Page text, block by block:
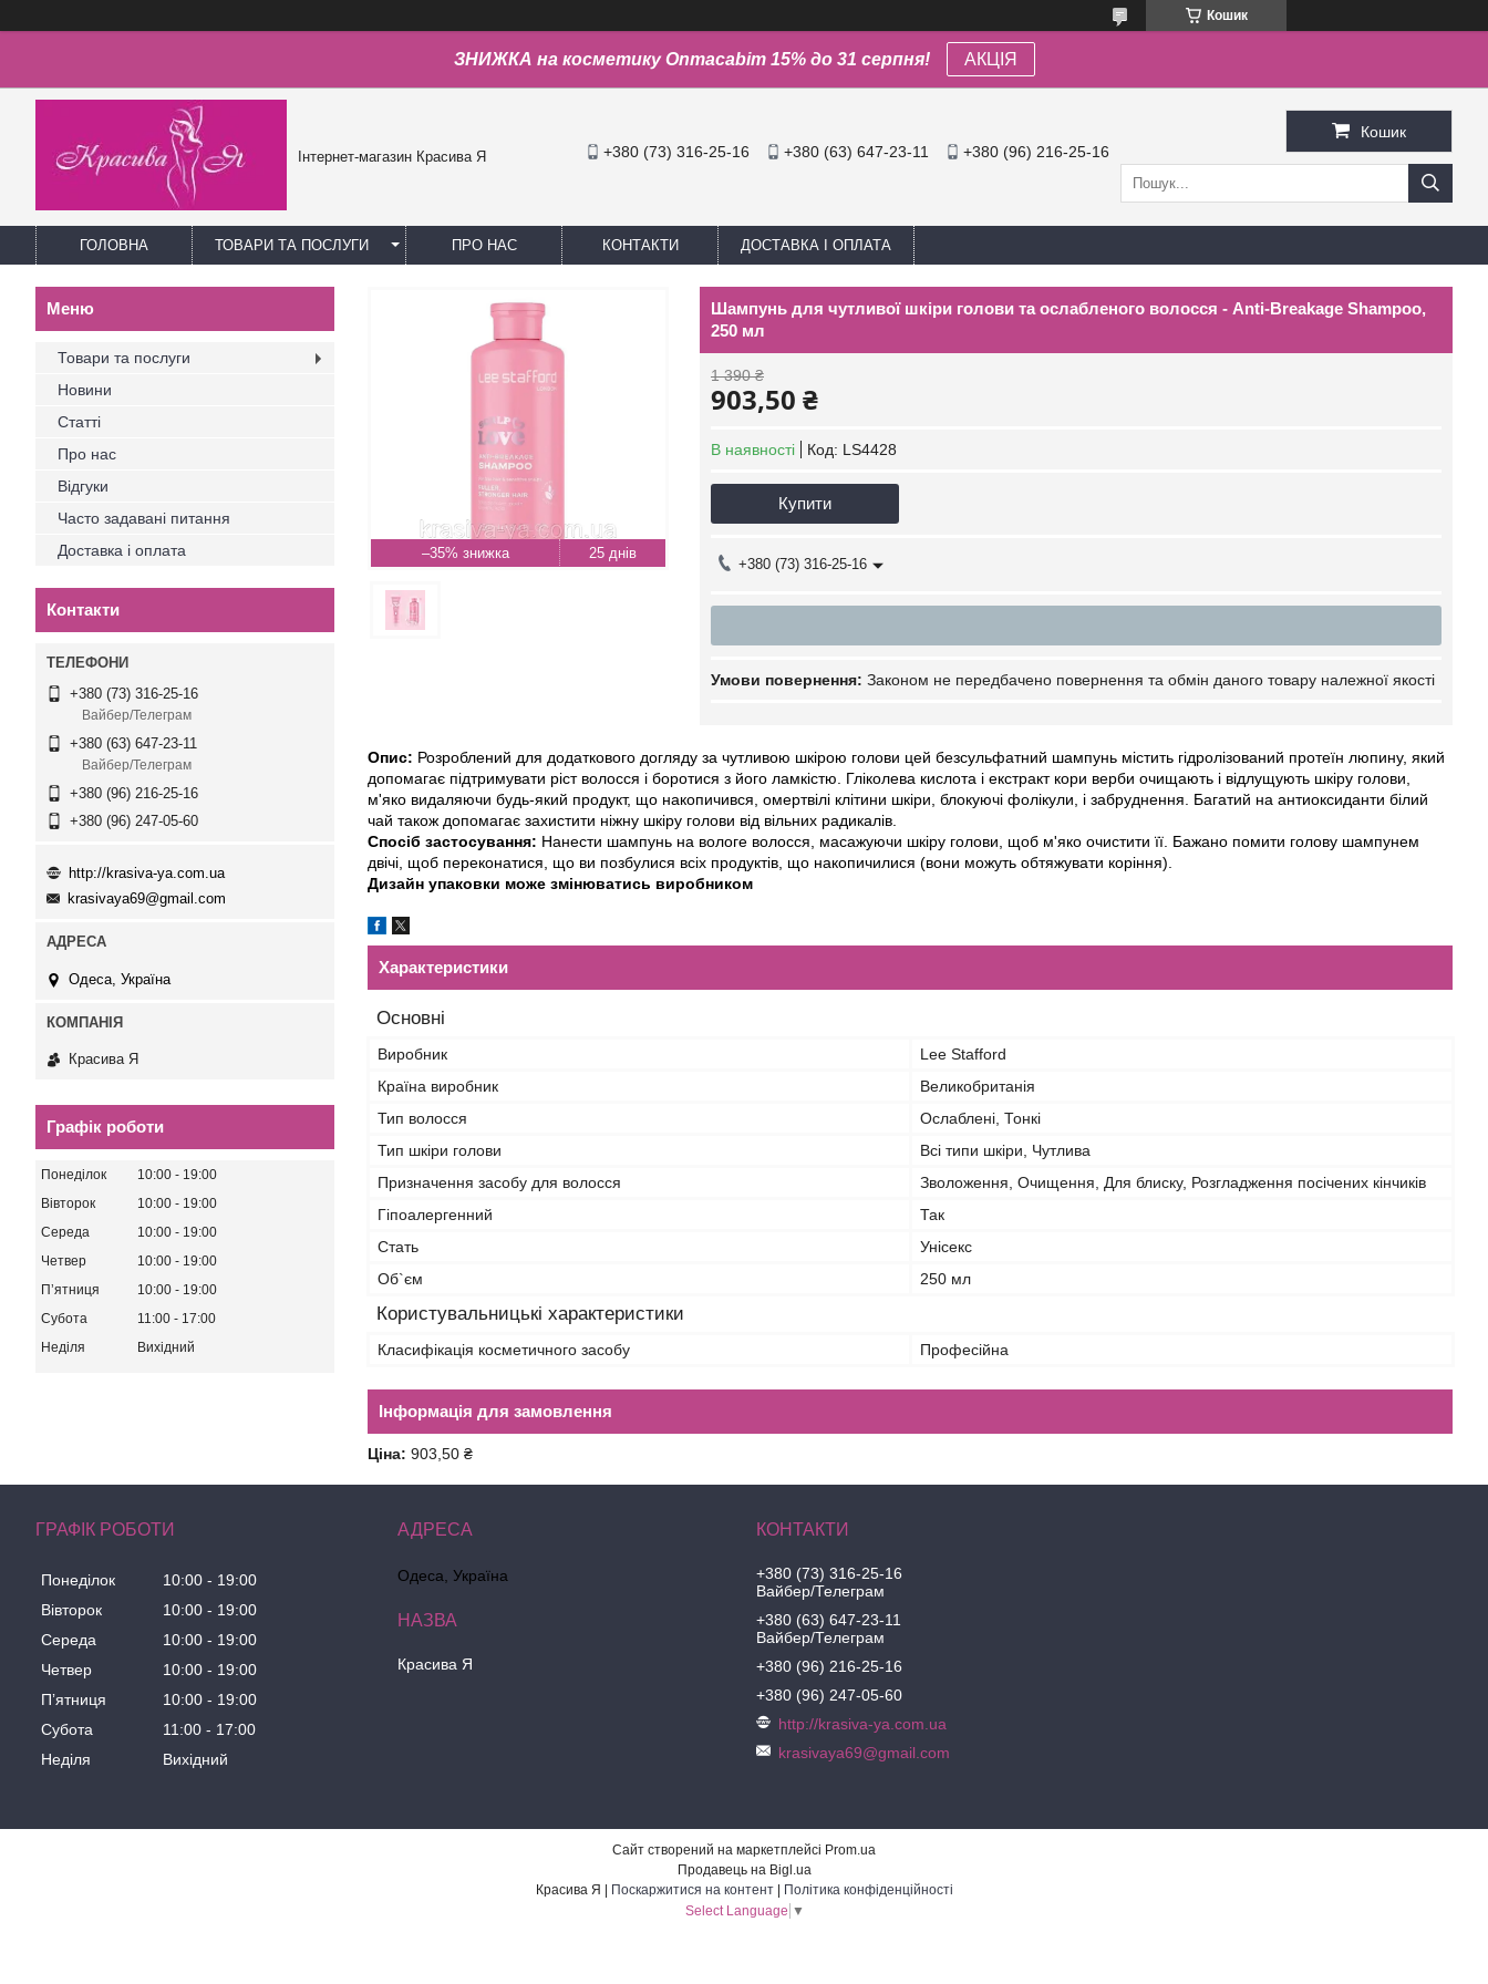
Кошик
ЗНИЖКА на косметику Onmacabim 15% до 31 серпня! АКЦІЯ
Інтернет-магазин Красива Я +380 (73) 316-25-16 +380 (63) 647-23-11 +380 (96) 216-25-16
Кошик
ГОЛОВНА ТОВАРИ ТА ПОСЛУГИ ПРО НАС КОНТАКТИ ДОСТАВКА І ОПЛАТА
–35% 25 днів
Шампунь для чутливої шкіри голови та ослабленого волосся - Anti-Breakage Shampoo,
250 мл
1 390 ₴
903,50 ₴
В наявності Код: LS4428
Купити
+380 (73) 316-25-16
Законом не передбачено повернення та обмін даного товару належної якості
Опис: Розроблений для додаткового догляду за чутливою шкірою голови цей безсульфатний шампунь містить гідролізований протеїн люпину, який
допомагає підтримувати ріст волосся і боротися з його ламкістю. Гліколева кислота і екстракт кори верби очищають і відлущують шкіру голови,
м'яко видаляючи будь-який продукт, що накопичився, омертвілі клітини шкіри, блокуючі фолікули, і забруднення. Багатий на антиоксиданти білий
чай також допомагає захистити ніжну шкіру голови від вільних радикалів.
Спосіб застосування: Нанести шампунь на вологе волосся, масажуючи шкіру голови, щоб м'яко очистити її. Бажано помити голову шампунем
двічі, щоб переконатися, що ви позбулися всіх продуктів, що накопичилися (вони можуть обтяжувати коріння).
Дизайн упаковки може змінюватись виробником
Характеристики
Основні
Виробник
Lee Stafford
Країна виробник
Великобританія
Тип волосся
Ослаблені, Тонкі
Тип шкіри голови
Всі типи шкіри, Чутлива
Призначення засобу для волосся
Зволоження, Очищення, Для блиску, Розгладження посічених кінчиків
Гіпоалергенний
Так
Стать
Унісекс
Об`єм
250 мл
Користувальницькі характеристики
Класифікація косметичного засобу Професійна
Інформація для замовлення
Ціна: 903,50 ₴
Товари та послуги
Новини
Статті
Про нас
Відгуки
Часто задавані питання
Доставка і оплата
Контакти
+380 (73) 316-25-16
Вайбер/Телеграм
+380 (63) 647-23-11
Вайбер/Телеграм
+380 (96) 216-25-16
+380 (96) 247-05-60
http://krasiva-ya.com.ua
krasivaya69@gmail.com
Одеса, Україна
Красива Я
Графік роботи
Понеділок 10:00
19:00
Вівторок
10:00
19:00
Середа
10:00
19:00
Четвер
10:00
19:00
Пʼятниця
10:00
19:00
Субота
11:00
17:00
Неділя
Вихідний
ГРАФІК РОБОТИ
Понеділок 10:00
19:00
Вівторок
10:00
19:00
Середа
10:00
19:00
Четвер
10:00
19:00
Пʼятниця
10:00
19:00
Субота
11:00
17:00
Неділя
Вихідний
Одеса, Україна
Красива Я
+380 (73) 316-25-16
Вайбер/Телеграм
+380 (63) 647-23-11
Вайбер/Телеграм
+380 (96) 216-25-16
+380 (96) 247-05-60
http://krasiva-ya.com.ua
krasivaya69@gmail.com
Сайт створений на маркетплейсі Prom.ua
Продавець на Bigl.ua
Поскаржитися на контент
Політика конфіденційності
Select Language ▼